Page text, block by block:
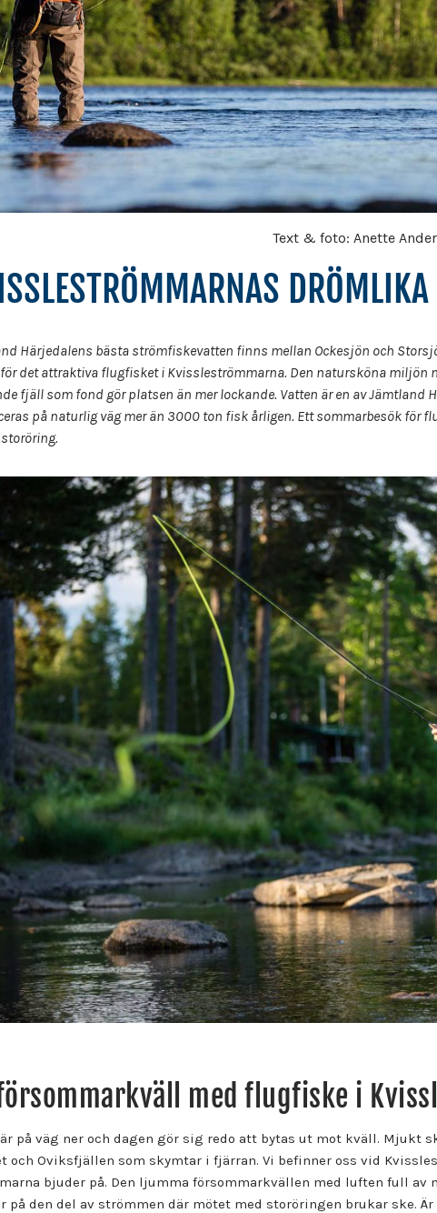
Text & foto: Anette
Härjedalens bästa strömfiskevatten finns mellan Ockesjön och
det attraktiva flugfisket i Kvissleströmmarna. Den natursköna miljön
fjäll som fond gör platsen än mer lockande. Vatten är en av
på naturlig väg mer än 3000 ton fisk årligen. Ett sommarbesök för
med flugfiske i
på väg ner och dagen gör sig redo att bytas ut mot kväll. Mjukt
och Oviksfjällen som skymtar i fjärran. Vi befinner oss vid
bjuder på. Den ljumma försommarkvällen med luften full
på den del av strömmen där mötet med storöringen brukar ske. Är